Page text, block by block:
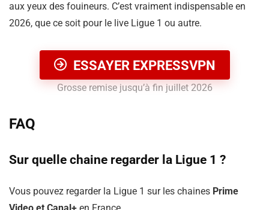
aux yeux des fouineurs. C’est vraiment indispensable en
2026, que ce soit pour le live Ligue 1 ou autre.
ESSAYER EXPRESSVPN
Grosse remise jusqu’à fin juillet 2026
FAQ
Sur quelle chaine regarder la Ligue 1 ?
Vous pouvez regarder la Ligue 1 sur les chaines Prime